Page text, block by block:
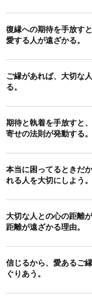
復縁への期待を手放す
愛する人が遠ざかる。
ご縁があれば、大切な
る。
期待と執着を手放すと
寄せの法則が発動する。
本当に困ってるときだ
れる人を大切にしよう。
大切な人との心の距離
距離が遠ざかる理由。
信じるから、愛あるご
ぐりあう。